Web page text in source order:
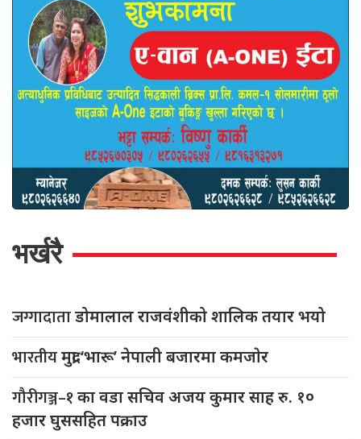
भर्खरै
जग्गादाताडोमालाल राजवंशीको शालिक तयार भयो
भारतीयमुद्रा ‘भारू’ नेपाली बजारमा कमजाेर
गौरीगञ्ज–१का वडा सचिव अजय कुमार साह रु. १०
हजार घुससहित पक्राउ